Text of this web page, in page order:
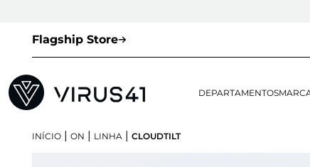
Flagship Store
DEPARTAMENTOS
INÍCIO | ON | LINHA | CLOUDTILT